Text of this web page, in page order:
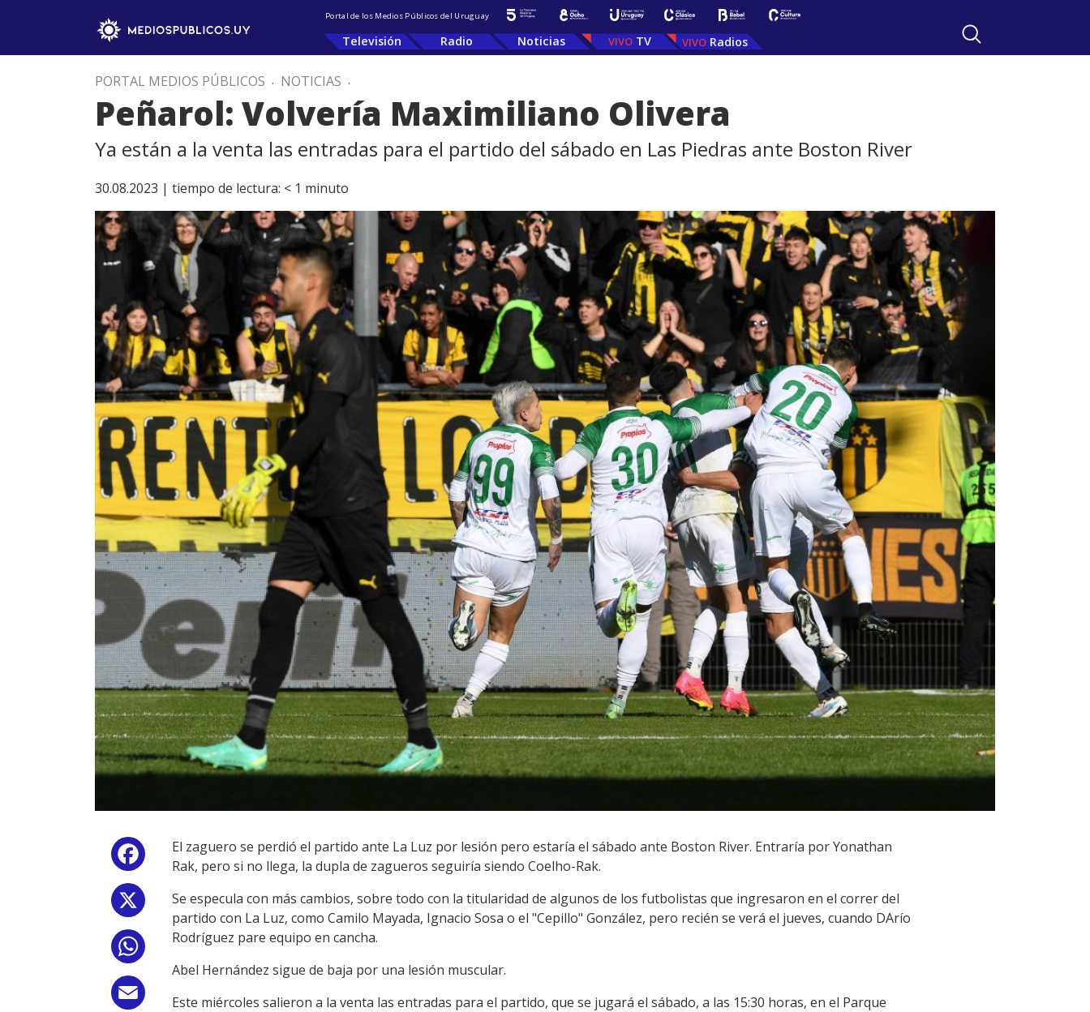
Portal de los Medios Públicos del Uruguay
Televisión Radio Noticias TV Radios
PORTAL MEDIOS PÚBLICOS . NOTICIAS .
Peñarol: Volvería Maximiliano Olivera
Ya están a la venta las entradas para el partido del sábado en Las Piedras ante Boston River
30.08.2023 | tiempo de lectura: < 1 minuto
Facebook
WhatsApp
Email
El zaguero se perdió el partido ante La Luz por lesión pero estaría el sábado ante Boston River. Entraría por Yonathan
Rak, pero si no llega, la dupla de zagueros seguiría siendo Coelho-Rak.
Se especula con más cambios, sobre todo con la titularidad de algunos de los futbolistas que ingresaron en el correr del
partido con La Luz, como Camilo Mayada, Ignacio Sosa o el "Cepillo" González, pero recién se verá el jueves, cuando DArío
Rodríguez pare equipo en cancha.
Abel Hernández sigue de baja por una lesión muscular.
Este miércoles salieron a la venta las entradas para el partido, que se jugará el sábado, a las 15:30 horas, en el Parque